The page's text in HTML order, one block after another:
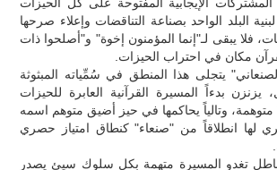
لبنية البلد الواحد بصناعة التناقضات وإعلاء صرحها
فلا يبقى لـ"إنما المؤمنون إخوة" و"أصلحوا ذات
مكان في احتراب الحيزات.
يتجلى هذا المنطق في سُمِّياته المبثوثة
بدءاً المسيرة القرآنية العابرة للحيزات
وتالياً يحاكمها في حيز أضيق متوهم اسمه
انطلاقاً من "صنعاء" كنطاق امتياز حصري
تغدو المسيرة متهمة بكل سلوك سيئ يصدر